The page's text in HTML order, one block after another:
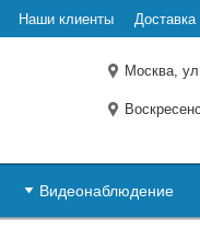
Наши клиенты Доставка
Москва,
Видеонаблюдение